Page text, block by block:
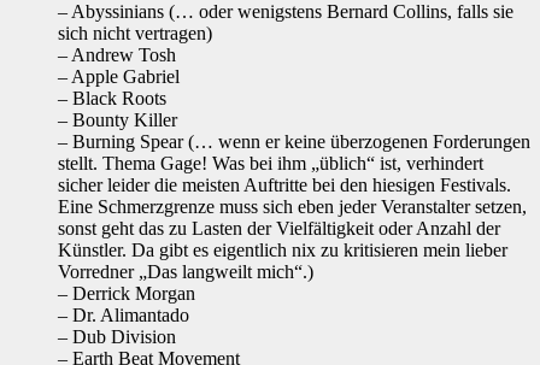
– Abyssinians (… oder wenigstens Bernard Collins, falls sie
sich nicht vertragen)
– Andrew Tosh
– Apple Gabriel
– Black Roots
– Bounty Killer
– Burning Spear (… wenn er keine überzogenen Forderungen
stellt. Thema Gage! Was bei ihm „üblich“ ist, verhindert
sicher leider die meisten Auftritte bei den hiesigen Festivals.
Eine Schmerzgrenze muss sich eben jeder Veranstalter setzen,
sonst geht das zu Lasten der Vielfältigkeit oder Anzahl der
Künstler. Da gibt es eigentlich nix zu kritisieren mein lieber
Vorredner „Das langweilt mich“.)
– Derrick Morgan
– Dr. Alimantado
– Dub Division
– Earth Beat Movement